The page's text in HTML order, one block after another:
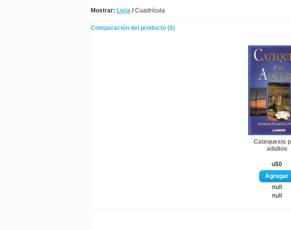
Mostrar: Lista /Cuadrícula
Comparación del producto (0)
Catequesis
adultos
u$0
null
null